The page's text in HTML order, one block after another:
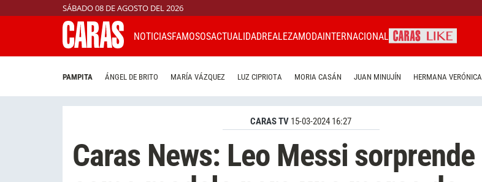
SÁBADO 08 DE AGOSTO DEL 2026
NOTICIASFAMOSOSACTUALIDADREALEZAMODAINTERNACIONAL
PAMPITA ÁNGEL DE BRITO MARÍA VÁZQUEZ LUZ CIPRIOTA MORIA CASÁN JUAN MINUJÍN HERMANA VERÓNICA
CARAS TV 15-03-2024 16:27
Caras News: Leo Messi sorprende